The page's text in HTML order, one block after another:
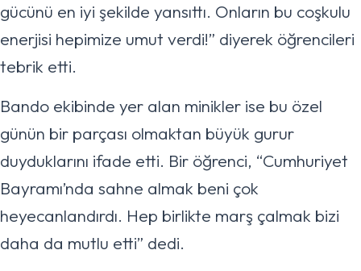
gücünü en iyi şekilde yansıttı. Onların bu coşkulu
enerjisi hepimize umut verdi!” diyerek öğrencileri
tebrik etti.
Bando ekibinde yer alan minikler ise bu özel
günün bir parçası olmaktan büyük gurur
duyduklarını ifade etti. Bir öğrenci, “Cumhuriyet
Bayramı’nda sahne almak beni çok
heyecanlandırdı. Hep birlikte marş çalmak bizi
daha da mutlu etti” dedi.